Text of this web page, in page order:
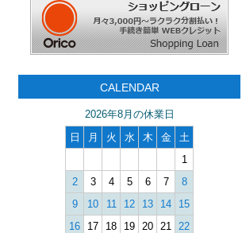
CALENDAR
2026年8月の休業日
日
月 火 水 木 金
土
1
2
3 4 5 6 7
8
9
10 11 12 13 14
15
16
17 18 19 20 21 22